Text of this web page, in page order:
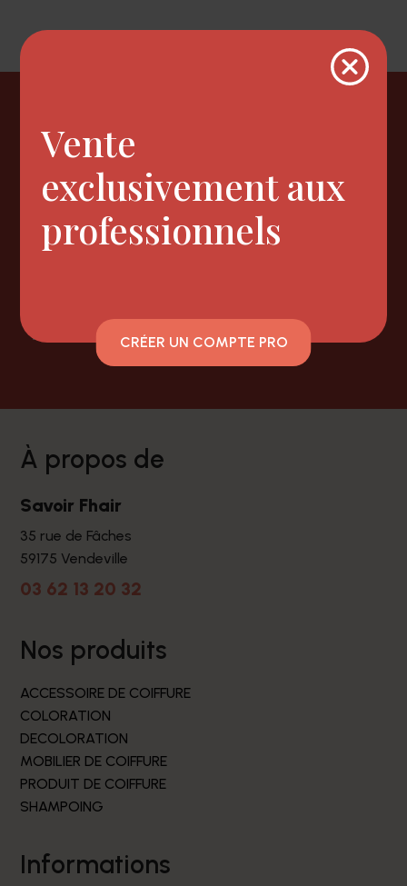
Newsletter
Nous suivre
Facebook
à propos de
Savoir Fhair
35 rue de Fâches
59175 Vendeville
03 62 13 20 32
nos produits
ACCESSOIRE DE COIFFURE
COLORATION
DECOLORATION
MOBILIER DE COIFFURE
PRODUIT DE COIFFURE
SHAMPOING
informations
Vente
exclusivement aux
professionnels
CRÉER UN COMPTE PRO